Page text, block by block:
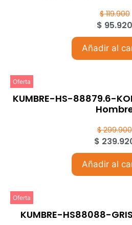
$119.900
$ 95.920
Añadir al
Oferta
KUMBRE-HS-88879.6-
$299.900
$
Añadir al
Oferta
KUMBRE-HS88088-